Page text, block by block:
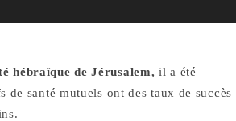
hébraïque de Jérusalem, il a été
santé mutuels ont des taux de succès